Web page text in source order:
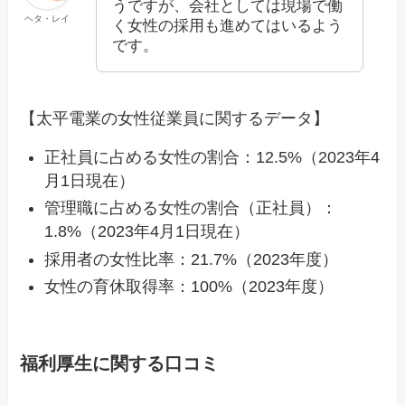
ヘタ・レイ
うですが、会社としては現場で働
く女性の採用も進めてはいるよう
です。
【太平電業の女性従業員に関するデータ】
正社員に占める女性の割合：12.5%（2023年4
月1日現在）
管理職に占める女性の割合（正社員）：
1.8%（2023年4月1日現在）
採用者の女性比率：21.7%（2023年度）
女性の育休取得率：100%（2023年度）
福利厚生に関する口コミ